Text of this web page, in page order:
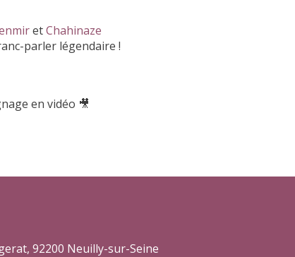
etChahinaze
parler légendaire !
en vidéo 🎥
92200 Neuilly-sur-Seine